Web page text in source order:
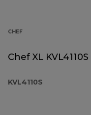
CHEF
Chef XL KVL4110S
KVL4110S